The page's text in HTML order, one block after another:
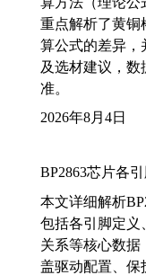
重点解析了黄铜
算公式的差异，
及选材建议，数
准。
2026年8月4日
BP2863芯片各
本文详细解析
包括各引脚定义
关系等核心数据
盖驱动配置、保